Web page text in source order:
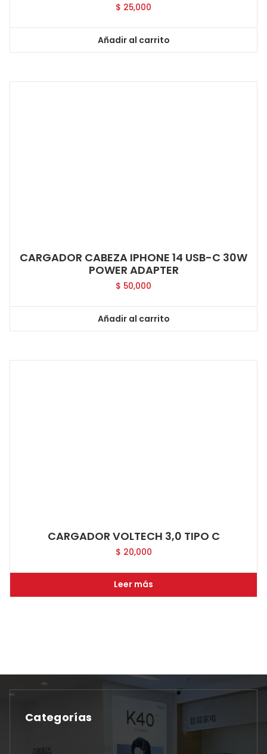
$ 25,000
Añadir al carrito
CARGADOR CABEZA IPHONE 14 USB-C 30W
POWER ADAPTER
$ 50,000
Añadir al carrito
CARGADOR VOLTECH 3,0 TIPO C
$ 20,000
Leer más
Categorías
No hay categorías